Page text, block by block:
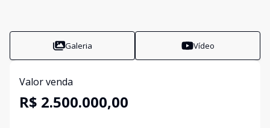
Galeria Vídeo
Valor venda
R$ 2.500.000,00